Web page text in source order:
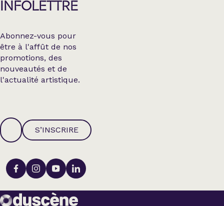
INFOLETTRE
Abonnez-vous pour
être à l'affût de nos
promotions, des
nouveautés et de
l'actualité artistique.
S’INSCRIRE